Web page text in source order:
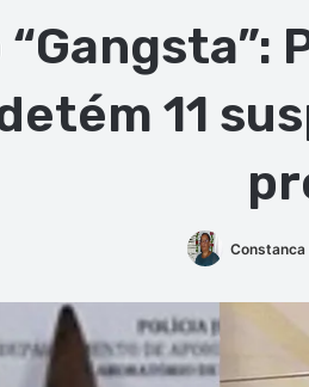
11
Constanca